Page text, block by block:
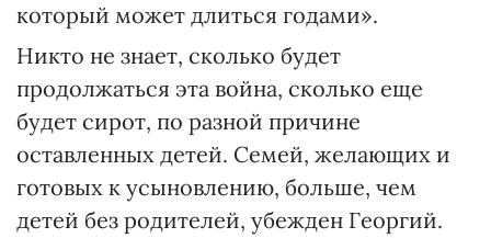
который может длиться годами».
Никто не знает, сколько будет
продолжаться эта война, сколько еще
будет сирот, по разной причине
оставленных детей. Семей, желающих и
готовых к усыновлению, больше, чем
детей без родителей, убежден Георгий.